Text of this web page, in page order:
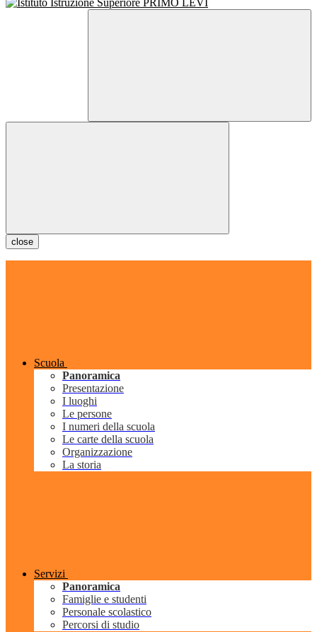
close
Scuola
Panoramica
Presentazione
I luoghi
Le persone
I numeri della scuola
Le carte della scuola
Organizzazione
La storia
Servizi
Panoramica
Famiglie e studenti
Personale scolastico
Percorsi di studio